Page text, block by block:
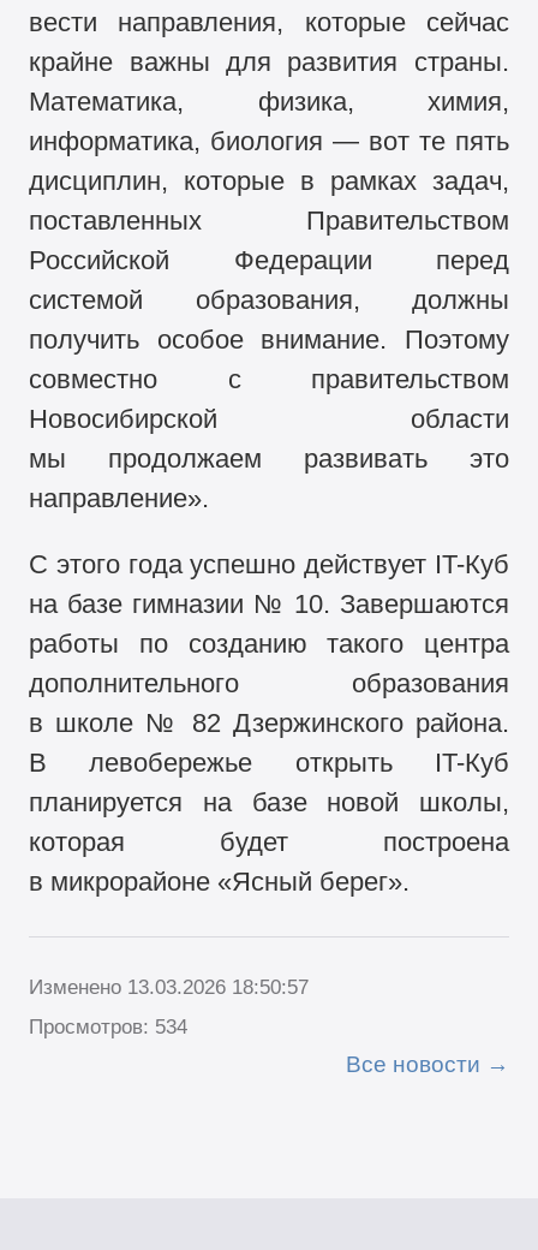
вести направления, которые сейчас
крайне важны для развития страны.
Математика, физика, химия,
информатика, биология — вот те пять
дисциплин, которые в рамках задач,
поставленных Правительством
Российской Федерации перед
системой образования, должны
получить особое внимание. Поэтому
совместно с правительством
Новосибирской области
мы продолжаем развивать это
направление».
С этого года успешно действует IT-Куб
на базе гимназии № 10. Завершаются
работы по созданию такого центра
дополнительного образования
в школе № 82 Дзержинского района.
В левобережье открыть IT-Куб
планируется на базе новой школы,
которая будет построена
в микрорайоне «Ясный берег».
Изменено 13.03.2026 18:50:57
Просмотров: 534
Все новости